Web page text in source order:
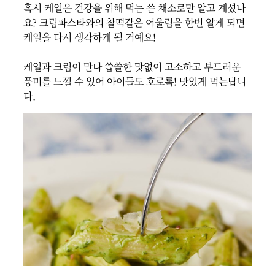
혹시 케일은 건강을 위해 먹는 쓴 채소로만 알고 계셨나
요? 크림파스타와의 찰떡같은 어울림을 한번 알게 되면
케일을 다시 생각하게 될 거예요!
케일과 크림이 만나 씁쓸한 맛없이 고소하고 부드러운
풍미를 느낄 수 있어 아이들도 호로록! 맛있게 먹는답니
다.